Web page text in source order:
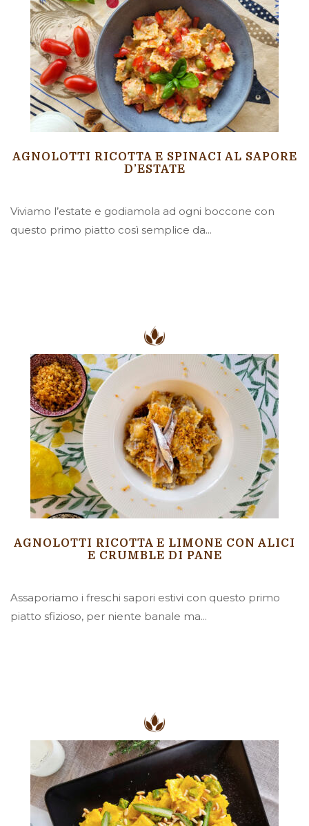
AGNOLOTTI RICOTTA E SPINACI AL SAPORE
D’ESTATE
Viviamo l’estate e godiamola ad ogni boccone con
questo primo piatto così semplice da...
AGNOLOTTI RICOTTA E LIMONE CON ALICI
E CRUMBLE DI PANE
Assaporiamo i freschi sapori estivi con questo primo
piatto sfizioso, per niente banale ma...